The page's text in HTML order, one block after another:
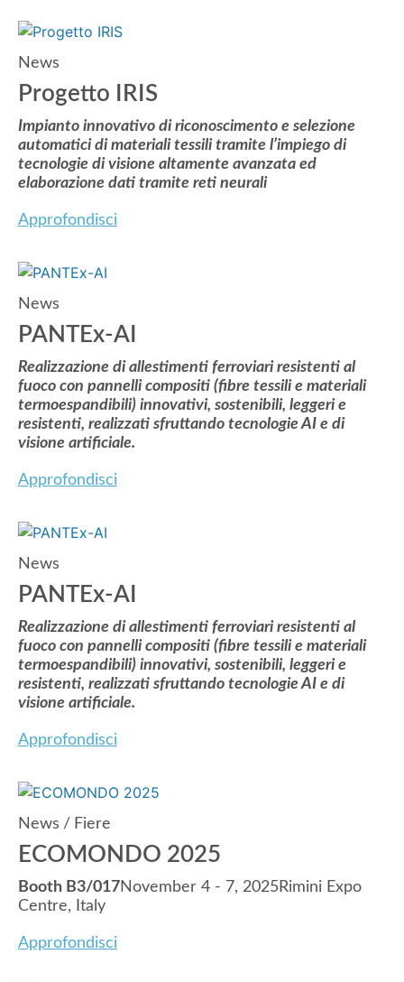
News
Progetto IRIS
Impianto innovativo di riconoscimento e selezione
automatici di materiali tessili tramite l’impiego di
tecnologie di visione altamente avanzata ed
elaborazione dati tramite reti neurali
Approfondisci
News
PANTEx-AI
Realizzazione di allestimenti ferroviari resistenti al
fuoco con pannelli compositi (fibre tessili e materiali
termoespandibili) innovativi, sostenibili, leggeri e
resistenti, realizzati sfruttando tecnologie AI e di
visione artificiale.
Approfondisci
News
PANTEx-AI
Realizzazione di allestimenti ferroviari resistenti al
fuoco con pannelli compositi (fibre tessili e materiali
termoespandibili) innovativi, sostenibili, leggeri e
resistenti, realizzati sfruttando tecnologie AI e di
visione artificiale.
Approfondisci
News / Fiere
ECOMONDO 2025
Booth B3/017November 4 - 7, 2025Rimini Expo
Centre, Italy
Approfondisci